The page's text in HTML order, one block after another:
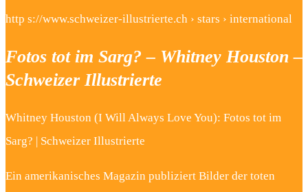
http s://www.schweizer-illustrierte.ch › stars › international
Fotos tot im Sarg? – Whitney Houston –
Schweizer Illustrierte
Whitney Houston (I Will Always Love You): Fotos tot im
Sarg? | Schweizer Illustrierte
Ein amerikanisches Magazin publiziert Bilder der toten